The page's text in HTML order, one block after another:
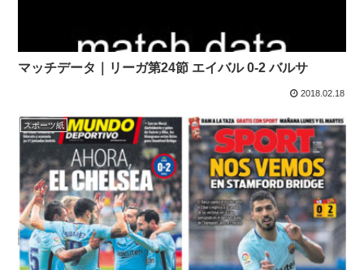
マッチデータ｜リーガ第24節 エイバル 0-2 バルサ
2018.02.18
スポーツ紙